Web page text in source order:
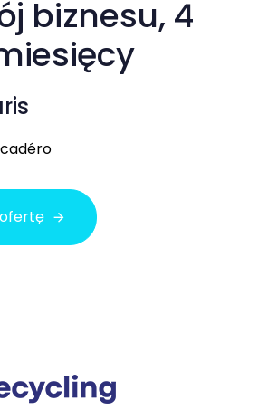
biznesu, 4